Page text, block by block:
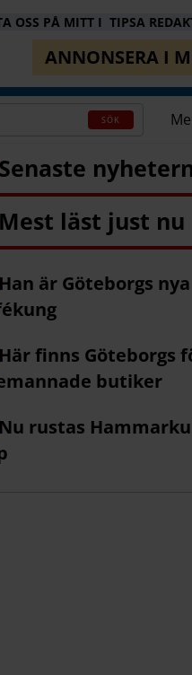
OSS PÅ MITT I TIPSA
ANNONSERA I
SÖK
Senaste
Mest läst just nu
Han är Göteborgs nya
Här finns Göteborgs
butiker
Nu rustas